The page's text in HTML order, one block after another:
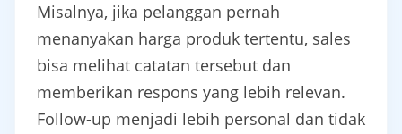
Misalnya, jika pelanggan pernah
menanyakan harga produk tertentu, sales
bisa melihat catatan tersebut dan
memberikan respons yang lebih relevan.
Follow-up menjadi lebih personal dan tidak